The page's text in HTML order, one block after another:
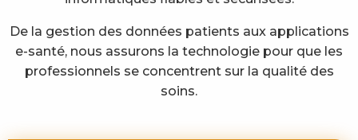
De la gestion des données patients aux applications
e-santé, nous assurons la technologie pour que les
professionnels se concentrent sur la qualité des
soins.